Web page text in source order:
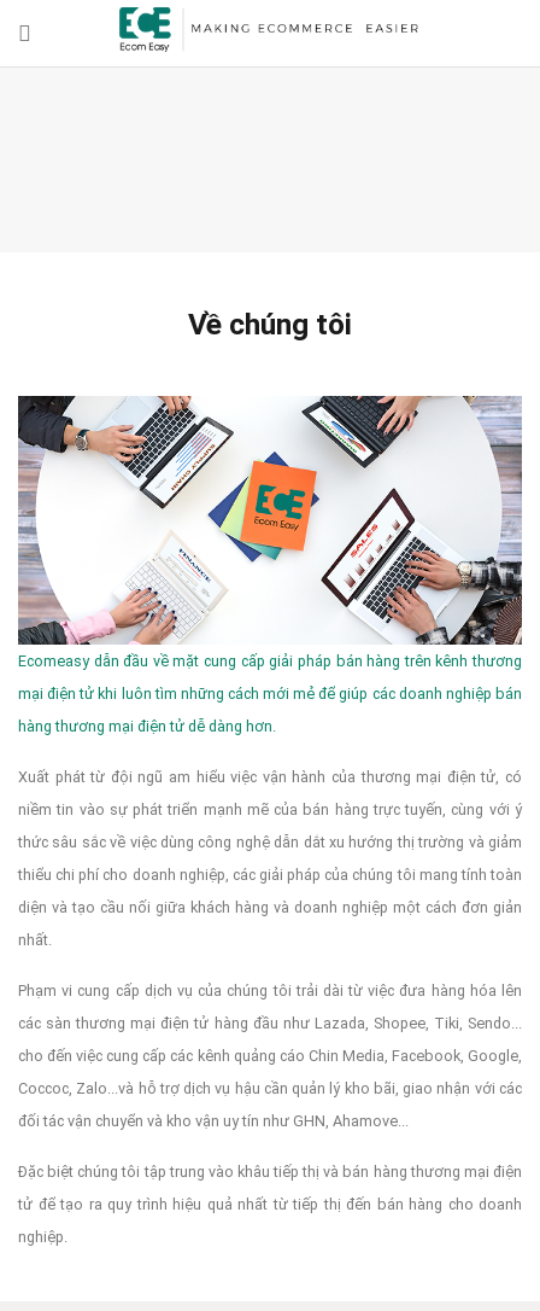
Về chúng tôi
Ecomeasy dẫn đầu về mặt cung cấp giải pháp bán hàng trên kênh thương
mại điện tử khi luôn tìm những cách mới mẻ để giúp các doanh nghiệp bán
hàng thương mại điện tử dễ dàng hơn.
Xuất phát từ đội ngũ am hiểu việc vận hành của thương mại điện tử, có
niềm tin vào sự phát triển mạnh mẽ của bán hàng trực tuyến, cùng với ý
thức sâu sắc về việc dùng công nghệ dẫn dắt xu hướng thị trường và giảm
thiểu chi phí cho doanh nghiệp, các giải pháp của chúng tôi mang tính toàn
diện và tạo cầu nối giữa khách hàng và doanh nghiệp một cách đơn giản
nhất.
Phạm vi cung cấp dịch vụ của chúng tôi trải dài từ việc đưa hàng hóa lên
các sàn thương mại điện tử hàng đầu như Lazada, Shopee, Tiki, Sendo...
cho đến việc cung cấp các kênh quảng cáo Chin Media, Facebook, Google,
Coccoc, Zalo...và hỗ trợ dịch vụ hậu cần quản lý kho bãi, giao nhận với các
đối tác vận chuyển và kho vận uy tín như GHN, Ahamove...
Đặc biệt chúng tôi tập trung vào khâu tiếp thị và bán hàng thương mại điện
tử để tạo ra quy trình hiệu quả nhất từ tiếp thị đến bán hàng cho doanh
nghiệp.